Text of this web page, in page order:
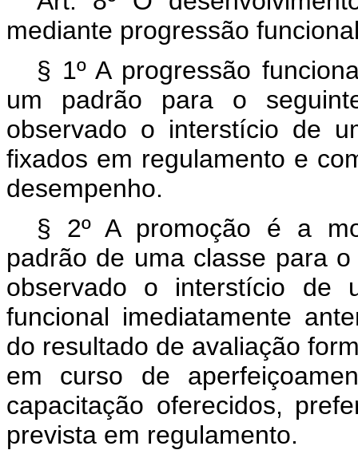
mediante progressão
§ 1º A progressão
um padrão para o
observado o interstício de
fixados em regulamento e
desempenho.
§ 2º A promoção é a
padrão de uma classe para
observado o interstício de
funcional imediatamente
do resultado de avaliação
em curso de
capacitação oferecidos,
prevista em regulamento.